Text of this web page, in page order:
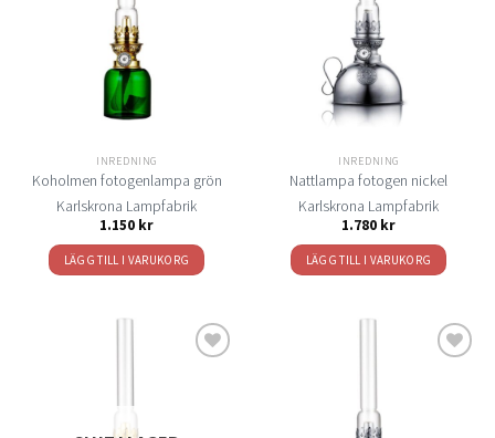
INREDNING
Koholmen fotogenlampa grön
Karlskrona Lampfabrik
1.150 kr
LÄGG TILL I VARUKORG
INREDNING
Nattlampa fotogen nickel
Karlskrona Lampfabrik
1.780 kr
LÄGG TILL I VARUKORG